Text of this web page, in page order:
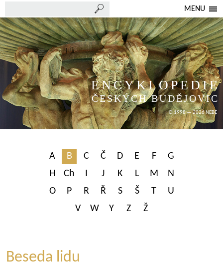
MENU
ENCYKLOPEDIE
ČESKÝCH BUDĚJOVIC
© 1998 — 2026 NEBE
A B C Č D E F
G
H
Ch I J K L M
N
O
P R Ř S Š T
U
V
W Y Z Ž
Beseda lidu